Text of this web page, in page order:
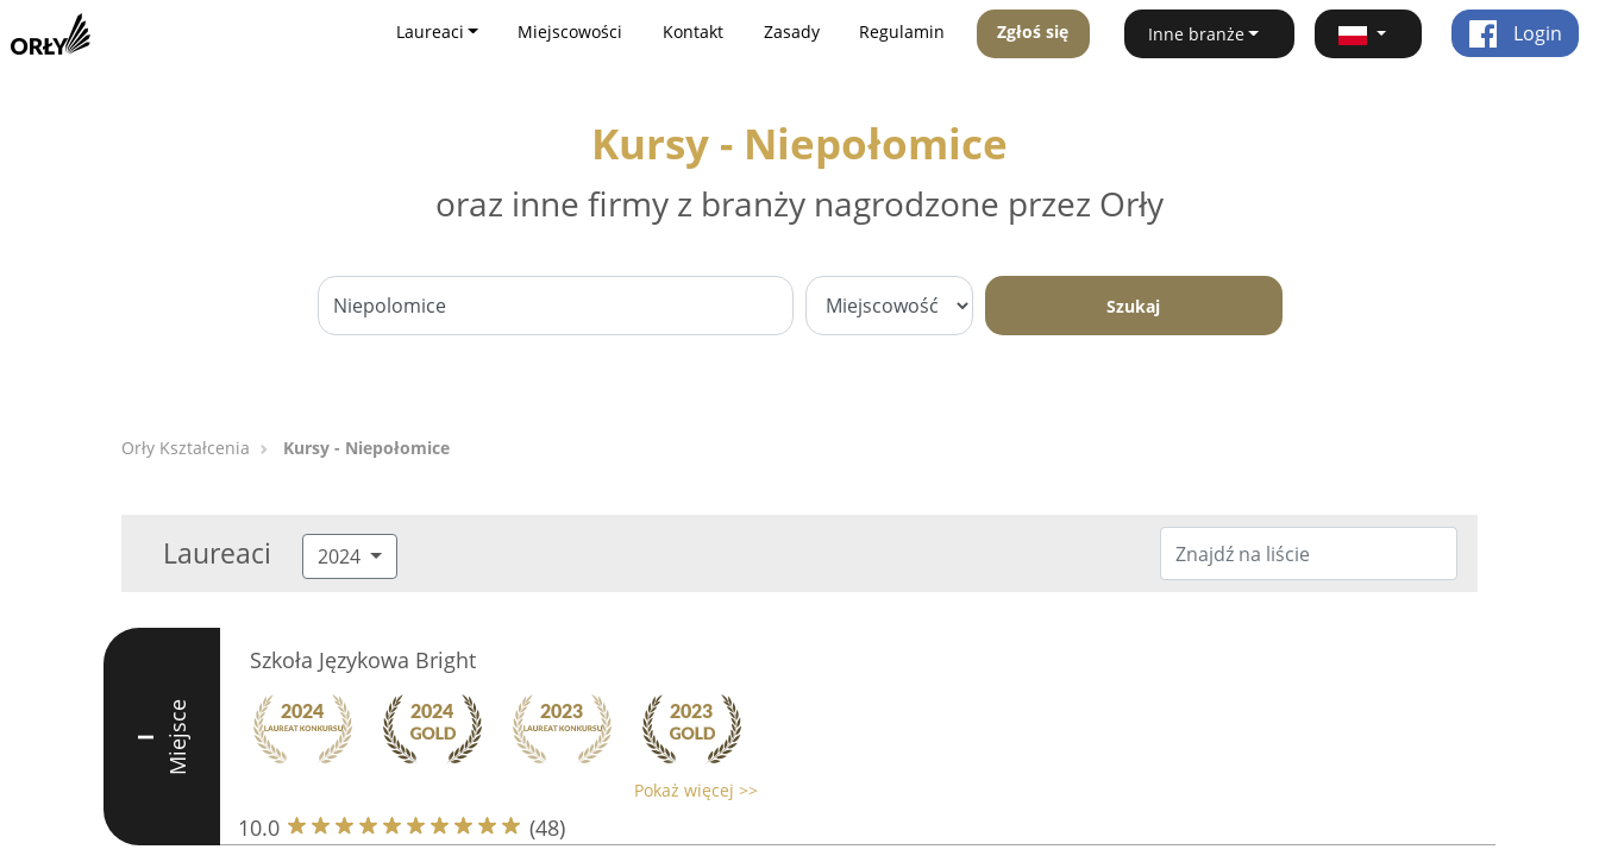
Laureaci Miejscowości Kontakt Zasady Regulamin Zgłoś się Inne branże Login
Kursy - Niepołomice
oraz inne firmy z branży nagrodzone przez Orły
Szukaj
Orły Kształcenia Kursy - Niepołomice
Laureaci 2024
I Miejsce
Szkoła Językowa Bright
Pokaż więcej >>
10.0 (48)